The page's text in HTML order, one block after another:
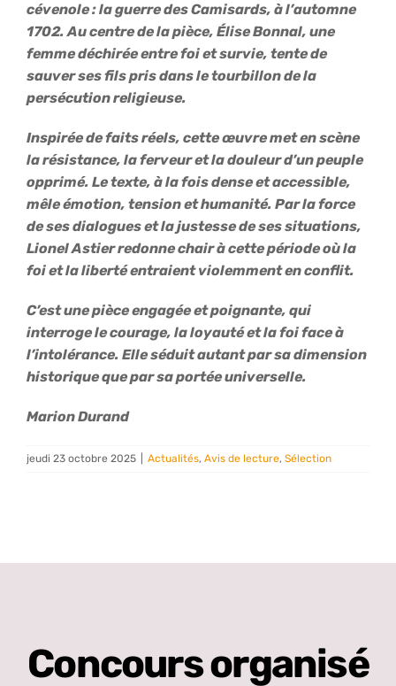
cévenole : la guerre des Camisards, à l’automne
1702. Au centre de la pièce, Élise Bonnal, une
femme déchirée entre foi et survie, tente de
sauver ses fils pris dans le tourbillon de la
persécution religieuse.
Inspirée de faits réels, cette œuvre met en scène
la résistance, la ferveur et la douleur d’un peuple
opprimé. Le texte, à la fois dense et accessible,
mêle émotion, tension et humanité. Par la force
de ses dialogues et la justesse de ses situations,
Lionel Astier redonne chair à cette période où la
foi et la liberté entraient violemment en conflit.
C’est une pièce engagée et poignante, qui
interroge le courage, la loyauté et la foi face à
l’intolérance. Elle séduit autant par sa dimension
historique que par sa portée universelle.
Marion Durand
jeudi 23 octobre 2025 Actualités, Avis de lecture, Sélection
Concours organisé